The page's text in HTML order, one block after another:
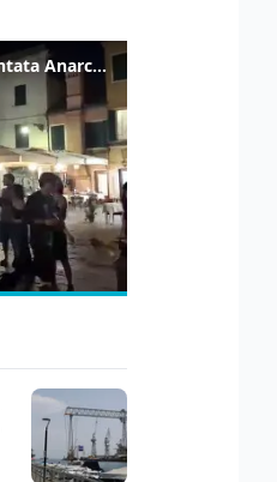
Venezia omaggia Guccini con una Cantata Anarchica in campo Santa Margherita